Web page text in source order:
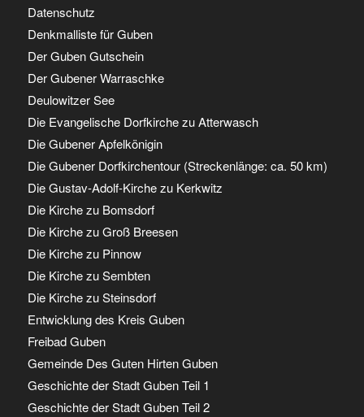
Datenschutz
Denkmalliste für Guben
Der Guben Gutschein
Der Gubener Warraschke
Deulowitzer See
Die Evangelische Dorfkirche zu Atterwasch
Die Gubener Apfelkönigin
Die Gubener Dorfkirchentour (Streckenlänge: ca. 50 km)
Die Gustav-Adolf-Kirche zu Kerkwitz
Die Kirche zu Bomsdorf
Die Kirche zu Groß Breesen
Die Kirche zu Pinnow
Die Kirche zu Sembten
Die Kirche zu Steinsdorf
Entwicklung des Kreis Guben
Freibad Guben
Gemeinde Des Guten Hirten Guben
Geschichte der Stadt Guben Teil 1
Geschichte der Stadt Guben Teil 2